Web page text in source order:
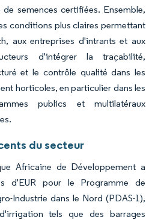
semences certifiées. Ensemble,
conditions plus claires permettant
aux entreprises d'intrants et aux
d'intégrer la traçabilité,
et le contrôle qualité dans les
horticoles, en particulier dans les
publics et multilatéraux
du secteur
Africaine de Développement a
d'EUR pour le Programme de
Industrie dans le Nord (PDAS-1),
tels que des barrages